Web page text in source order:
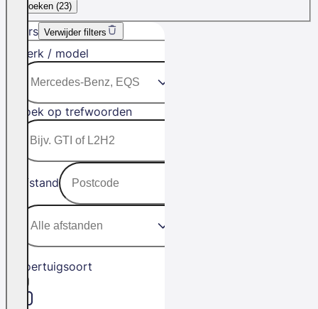
Zoeken (23)
Filters Verwijder filters
Merk / model
Zoek op trefwoorden
Afstand
Voertuigsoort